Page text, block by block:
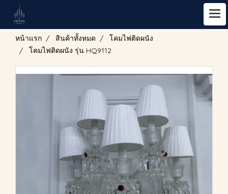
หน้าแรก สินค้าทั้งหมด
โคมไฟติดผนัง
โคมไฟติดผนัง รุ่น HQ9112